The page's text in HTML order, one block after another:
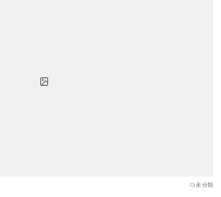
未分類